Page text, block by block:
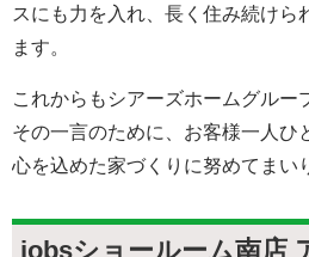
スにも力を入れ、長く住み続けら
ます。
これからもシアーズホームグルー
その一言のために、お客様一人ひ
心を込めた家づくりに努めてまい
jobsショールーム南店